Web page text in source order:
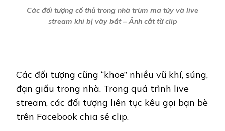
Các đối tượng cố thủ trong nhà trùm ma túy và live
stream khi bị vây bắt – Ảnh cắt từ clip
Các đối tượng cũng “khoe” nhiều vũ khí, súng,
đạn giấu trong nhà. Trong quá trình live
stream, các đối tượng liên tục kêu gọi bạn bè
trên Facebook chia sẻ clip.